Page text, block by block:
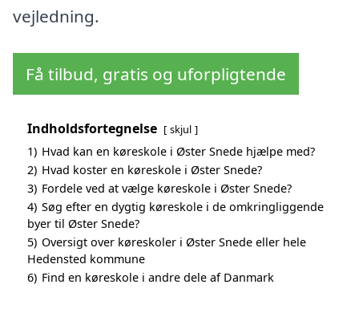
vejledning.
Få tilbud, gratis og uforpligtende
Indholdsfortegnelse skjul
1) Hvad kan en køreskole i Øster Snede hjælpe med?
2) Hvad koster en køreskole i Øster Snede?
3) Fordele ved at vælge køreskole i Øster Snede?
4) Søg efter en dygtig køreskole i de omkringliggende
byer til Øster Snede?
5) Oversigt over køreskoler i Øster Snede eller hele
Hedensted kommune
6) Find en køreskole i andre dele af Danmark